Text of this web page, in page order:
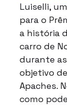
Luiselli,
para o
a história
carro de
durante
objetivo
Apaches.
como